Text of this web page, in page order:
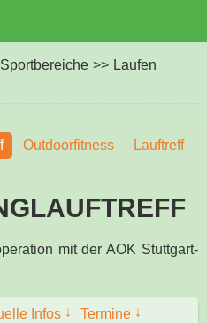
Sportbereiche >> Laufen
Outdoorfitness
Lauftreff
mit der AOK Stuttgart-
Infos ↓ Termine ↓